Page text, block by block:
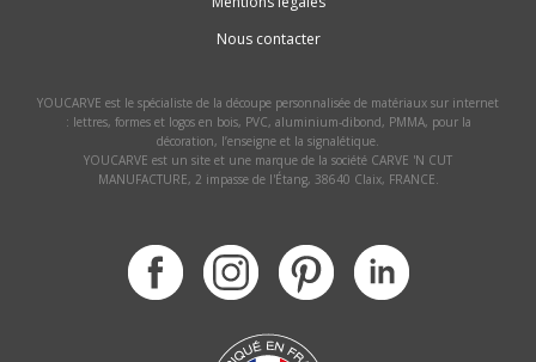
Nous contacter
YOUCARVE est le spécialiste de la découpe personnalisée de matériaux sur internet
: lettres, formes et logos en bois, PVC, aluminium-dibond, PMMA, pour la
décoration, l’enseigne et la signalétique.
YOUCARVE est un site et une marque de la société CARVE 'N CUT
MANUFACTURE, 2 impasse de l'Étang, 38640 Claix, FRANCE.